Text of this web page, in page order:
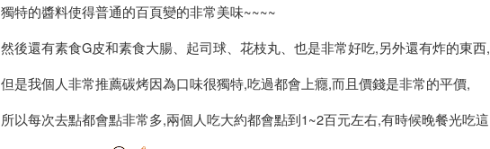
獨特的醬料使得普通的百頁變的非常美味~~~~
然後還有素食G皮和素食大腸、起司球、花枝丸、也是非常好吃,另外還有炸的東西,
但是我個人非常推薦碳烤因為口味很獨特,吃過都會上癮,而且價錢是非常的平價,
所以每次去點都會點非常多,兩個人吃大約都會點到1~2百元左右,有時候晚餐光吃這